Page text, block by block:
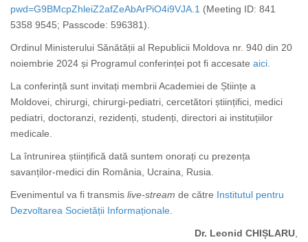
pwd=G9BMcpZhleiZ2afZeAbArPiO4i9VJA.1 (Meeting ID: 841
5358 9545; Passcode: 596381).
Ordinul Ministerului Sănătății al Republicii Moldova nr. 940 din 20
noiembrie 2024 și Programul conferinței pot fi accesate aici
La conferință sunt invitați membrii Academiei de Științe a
Moldovei, chirurgi, chirurgi-pediatri, cercetători științifici, medici
pediatri, doctoranzi, rezidenți, studenți, directori ai instituțiilor
medicale.
La întrunirea științifică dată suntem onorați cu prezența
savanților-medici din România, Ucraina, Rusia.
Evenimentul va fi transmis live-stream de către Institutul pentru
Dezvoltarea Societății Informaționale
Dr. Leonid CHIȘLARU